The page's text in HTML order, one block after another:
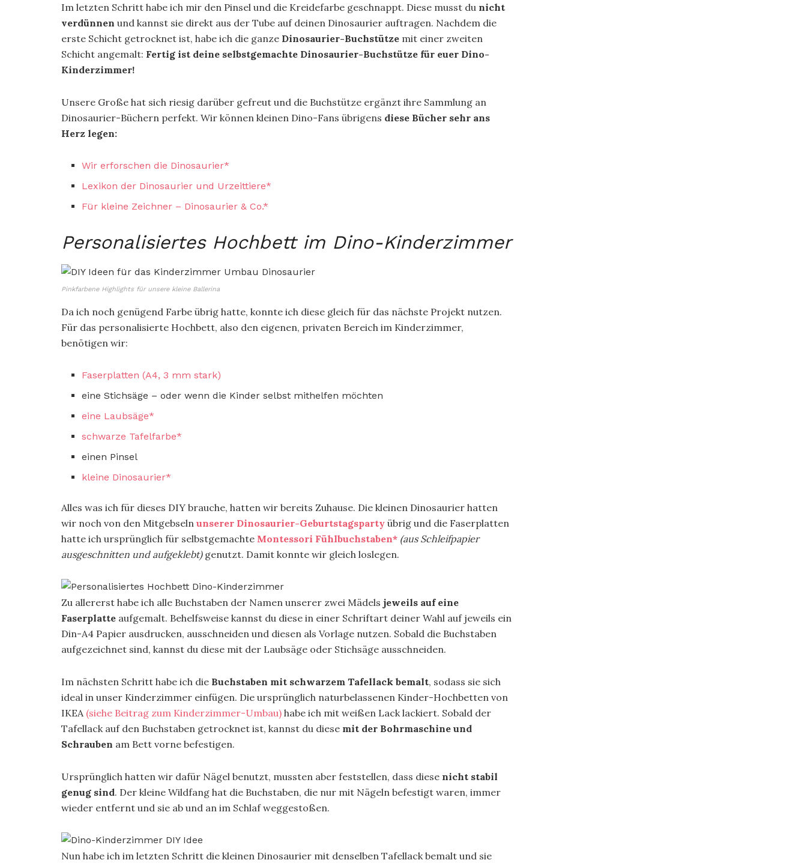
Im letzten Schritt habe ich mir den Pinsel und die Kreidefarbe geschnappt. Diese musst du nicht
verdünnen und kannst sie direkt aus der Tube auf deinen Dinosaurier auftragen. Nachdem die
erste Schicht getrocknet ist, habe ich die ganze Dinosaurier-Buchstütze mit einer zweiten
Schicht angemalt: Fertig ist deine selbstgemachte Dinosaurier-Buchstütze für euer Dino-
Kinderzimmer!
Unsere Große hat sich riesig darüber gefreut und die Buchstütze ergänzt ihre Sammlung an
Dinosaurier-Büchern perfekt. Wir können kleinen Dino-Fans übrigens diese Bücher sehr ans
Herz legen:
Wir erforschen die Dinosaurier*
Lexikon der Dinosaurier und Urzeittiere*
Für kleine Zeichner – Dinosaurier & Co.*
Personalisiertes Hochbett im Dino-Kinderzimmer
Pinkfarbene Highlights für unsere kleine Ballerina
Da ich noch genügend Farbe übrig hatte, konnte ich diese gleich für das nächste Projekt nutzen.
Für das personalisierte Hochbett, also den eigenen, privaten Bereich im Kinderzimmer,
benötigen wir:
Faserplatten (A4, 3 mm stark)
eine Stichsäge – oder wenn die Kinder selbst mithelfen möchten
eine Laubsäge*
schwarze Tafelfarbe*
einen Pinsel
kleine Dinosaurier*
Alles was ich für dieses DIY brauche, hatten wir bereits Zuhause. Die kleinen Dinosaurier hatten
wir noch von den Mitgebseln unserer Dinosaurier-Geburtstagsparty übrig und die Faserplatten
hatte ich ursprünglich für selbstgemachte Montessori Fühlbuchstaben* (aus Schleifpapier
ausgeschnitten und aufgeklebt) genutzt. Damit konnte wir gleich loslegen.
Zu allererst habe ich alle Buchstaben der Namen unserer zwei Mädels jeweils auf eine
Faserplatte aufgemalt. Behelfsweise kannst du diese in einer Schriftart deiner Wahl auf jeweils ein
Din-A4 Papier ausdrucken, ausschneiden und diesen als Vorlage nutzen. Sobald die Buchstaben
aufgezeichnet sind, kannst du diese mit der Laubsäge oder Stichsäge ausschneiden.
Im nächsten Schritt habe ich die Buchstaben mit schwarzem Tafellack bemalt, sodass sie sich
ideal in unser Kinderzimmer einfügen. Die ursprünglich naturbelassenen Kinder-Hochbetten von
IKEA (siehe Beitrag zum Kinderzimmer-Umbau) habe ich mit weißen Lack lackiert. Sobald der
Tafellack auf den Buchstaben getrocknet ist, kannst du diese mit der Bohrmaschine und
Schrauben am Bett vorne befestigen.
Ursprünglich hatten wir dafür Nägel benutzt, mussten aber feststellen, dass diese nicht stabil
genug sind. Der kleine Wildfang hat die Buchstaben, die nur mit Nägeln befestigt waren, immer
wieder entfernt und sie ab und an im Schlaf weggestoßen.
Nun habe ich im letzten Schritt die kleinen Dinosaurier mit denselben Tafellack bemalt und sie